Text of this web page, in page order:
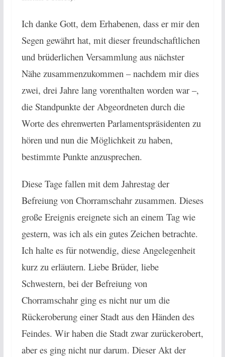
Ich danke Gott, dem Erhabenen, dass er mir den
Segen gewährt hat, mit dieser freundschaftlichen
und brüderlichen Versammlung aus nächster
Nähe zusammenzukommen – nachdem mir dies
zwei, drei Jahre lang vorenthalten worden war –,
die Standpunkte der Abgeordneten durch die
Worte des ehrenwerten Parlamentspräsidenten zu
hören und nun die Möglichkeit zu haben,
bestimmte Punkte anzusprechen.
Diese Tage fallen mit dem Jahrestag der
Befreiung von Chorramschahr zusammen. Dieses
große Ereignis ereignete sich an einem Tag wie
gestern, was ich als ein gutes Zeichen betrachte.
Ich halte es für notwendig, diese Angelegenheit
kurz zu erläutern. Liebe Brüder, liebe
Schwestern, bei der Befreiung von
Chorramschahr ging es nicht nur um die
Rückeroberung einer Stadt aus den Händen des
Feindes. Wir haben die Stadt zwar zurückerobert,
aber es ging nicht nur darum. Dieser Akt der